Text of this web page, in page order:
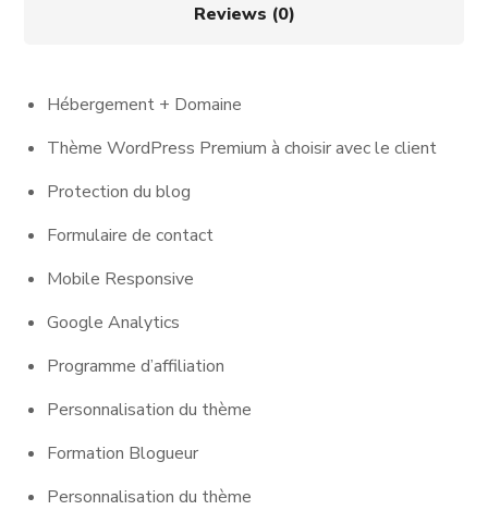
Reviews (0)
Hébergement + Domaine
Thème WordPress Premium à choisir avec le client
Protection du blog
Formulaire de contact
Mobile Responsive
Google Analytics
Programme d’affiliation
Personnalisation du thème
Formation Blogueur
Personnalisation du thème